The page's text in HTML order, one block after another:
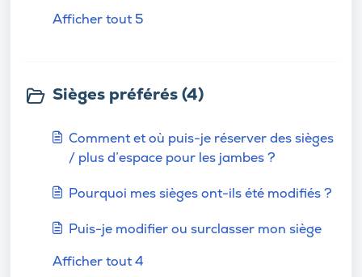
Afficher tout 5
Sièges préférés (4)
Comment et où puis-je réserver des sièges
/ plus d’espace pour les jambes ?
Pourquoi mes sièges ont-ils été modifiés ?
Puis-je modifier ou surclasser mon siège
Afficher tout 4